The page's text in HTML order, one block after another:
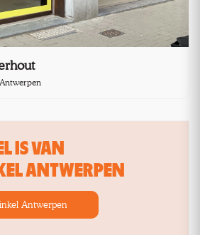
IS VAN
ANTWERPEN
Antwerpen